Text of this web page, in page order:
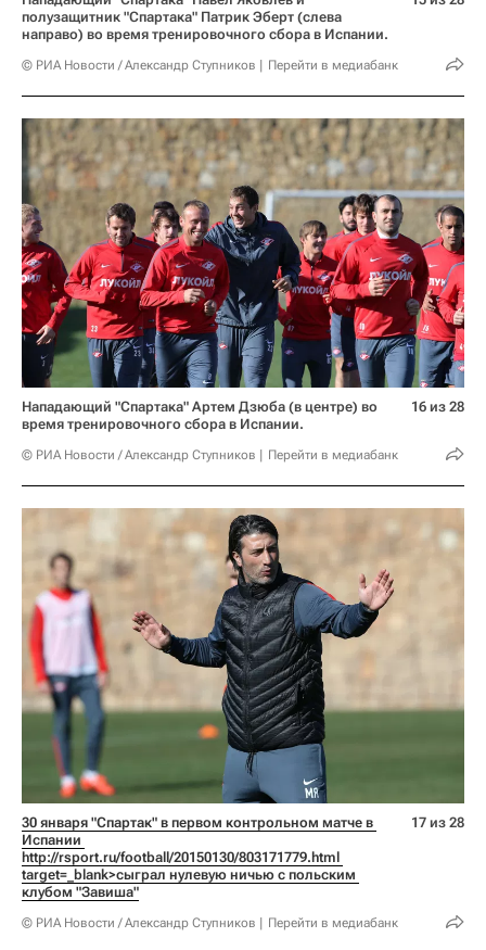
полузащитник "Спартака" Патрик Эберт (слева
направо) во время тренировочного сбора в Испании.
© РИА Новости / Александр Ступников Перейти в медиабанк
Нападающий "Спартака" Артем Дзюба (в центре) во
время тренировочного сбора в Испании.
© РИА Новости / Александр Ступников Перейти в медиабанк
16 из 28
30 января "Спартак" в первом контрольном матче в
http://rsport.ru/football/20150130/803171779.html
target=_blank>сыграл нулевую ничью с польским
клубом "Завиша"
© РИА Новости / Александр Ступников Перейти в медиабанк
17 из 28